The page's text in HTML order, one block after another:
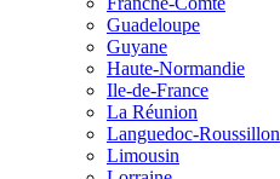
Guadeloupe
Guyane
Haute-Normandie
Ile-de-France
La Réunion
Languedoc-Roussillon
Limousin